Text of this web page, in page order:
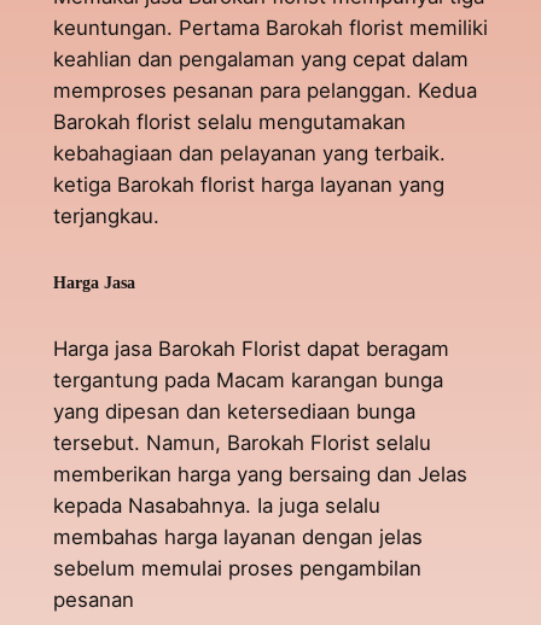
keuntungan. Pertama Barokah florist memiliki
keahlian dan pengalaman yang cepat dalam
memproses pesanan para pelanggan. Kedua
Barokah florist selalu mengutamakan
kebahagiaan dan pelayanan yang terbaik.
ketiga Barokah florist harga layanan yang
terjangkau.
Harga Jasa
Harga jasa Barokah Florist dapat beragam
tergantung pada Macam karangan bunga
yang dipesan dan ketersediaan bunga
tersebut. Namun, Barokah Florist selalu
memberikan harga yang bersaing dan Jelas
kepada Nasabahnya. Ia juga selalu
membahas harga layanan dengan jelas
sebelum memulai proses pengambilan
pesanan